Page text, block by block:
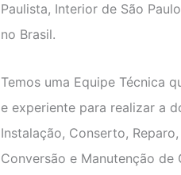
Paulista, Interior de São
no Brasil.
Temos uma Equipe Técnica
e experiente para realizar a
Instalação, Conserto, Reparo,
Conversão e Manutenção de